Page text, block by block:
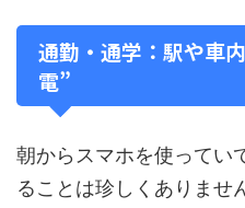
通勤・通学：駅や車
電”
朝からスマホを使ってい
ることは珍しくありませ